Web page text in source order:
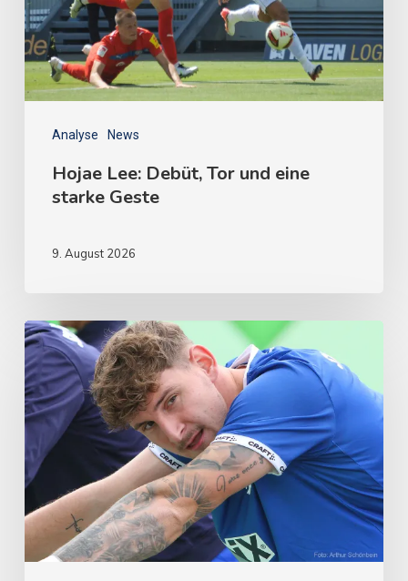
Analyse News
Hojae Lee: Debüt, Tor und eine
starke Geste
9. August 2026